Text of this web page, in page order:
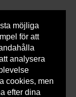
möjliga
för att
analysera
cookies, men
efter dina